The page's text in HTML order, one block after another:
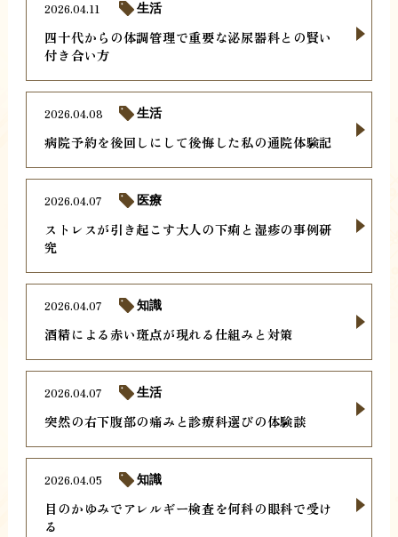
四十代からの体調管理で重要な泌尿器科との賢い
付き合い方
2026.04.11 生活
病院予約を後回しにして後悔した私の通院体験記
2026.04.08 生活
ストレスが引き起こす大人の下痢と湿疹の事例研
究
2026.04.07 医療
酒精による赤い斑点が現れる仕組みと対策
2026.04.07 知識
突然の右下腹部の痛みと診療科選びの体験談
2026.04.07 生活
目のかゆみでアレルギー検査を何科の眼科で受け
る
2026.04.05 知識